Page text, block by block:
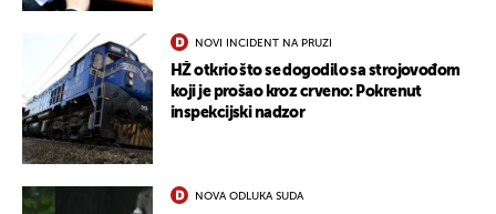
NOVI INCIDENT NA PRUZI
HŽ otkrio što se dogodilo sa strojovođom
koji je prošao kroz crveno: Pokrenut
inspekcijski nadzor
NOVA ODLUKA SUDA